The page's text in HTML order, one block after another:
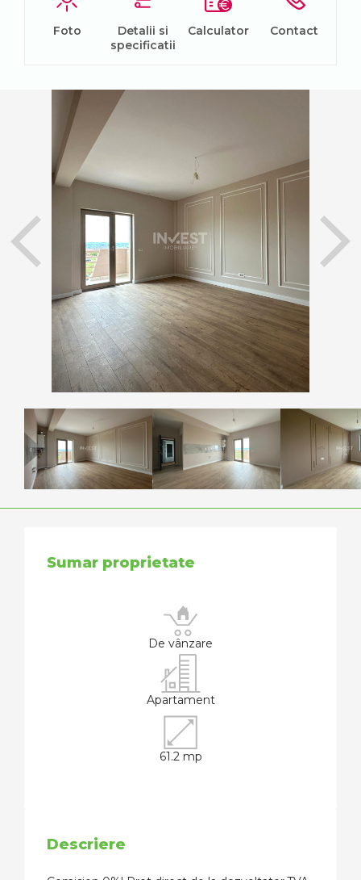
Foto
Detalii si
specificatii
Calculator Contact
Sumar proprietate
De vânzare
Apartament
61.2 mp
Descriere